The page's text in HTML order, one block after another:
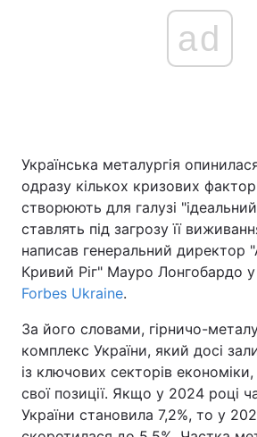
ad
Українська металургія
одразу кількох кризових
створюють для галузі
ставлять під загрозу її
написав генеральний директор
Кривий Ріг" Мауро Лонгобардо у
Forbes Ukraine.
За його словами, гірничо-
комплекс України, який досі
із ключових секторів
свої позиції. Якщо у 2024 році
України становила 7,2%, то у